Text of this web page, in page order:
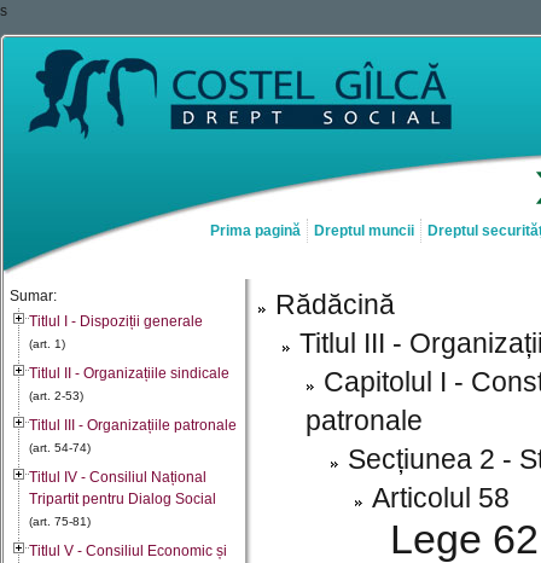
s
Prima pagină Dreptul muncii Dreptul
Sumar:
Titlul I - Dispoziții generale
(art. 1)
Titlul II - Organizațiile sindicale
(art. 2-53)
Titlul III - Organizațiile patronale
(art. 54-74)
Titlul IV - Consiliul Național
Tripartit pentru Dialog Social
(art. 75-81)
Titlul V - Consiliul Economic și
Rădăcină
Titlul III -
Capitolul I -
patronale
Secțiunea 2 -
Articolul 58
Lege